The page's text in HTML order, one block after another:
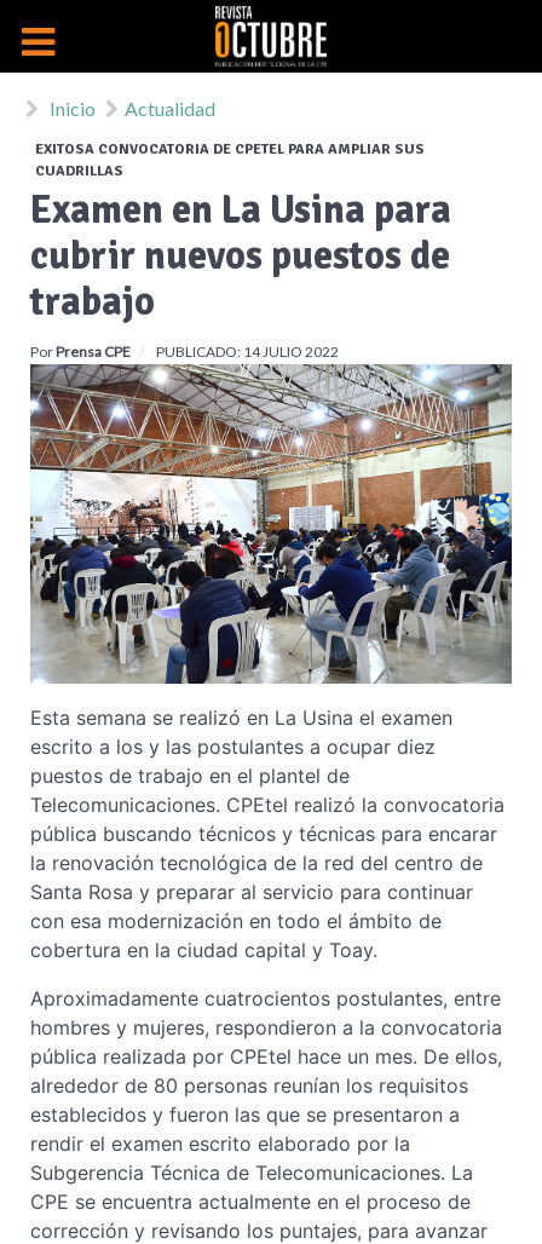
Inicio Actualidad
EXITOSA CONVOCATORIA DE CPETEL PARA AMPLIAR SUS
CUADRILLAS
Examen en La Usina para
cubrir nuevos puestos de
trabajo
PorPrensa CPE PUBLICADO: 14 JULIO 2022
Esta semana se realizó en La Usina el examen
escrito a los y las postulantes a ocupar diez
puestos de trabajo en el plantel de
Telecomunicaciones. CPEtel realizó la convocatoria
pública buscando técnicos y técnicas para encarar
la renovación tecnológica de la red del centro de
Santa Rosa y preparar al servicio para continuar
con esa modernización en todo el ámbito de
cobertura en la ciudad capital y Toay.
Aproximadamente cuatrocientos postulantes, entre
hombres y mujeres, respondieron a la convocatoria
pública realizada por CPEtel hace un mes. De ellos,
alrededor de 80 personas reunían los requisitos
establecidos y fueron las que se presentaron a
rendir el examen escrito elaborado por la
Subgerencia Técnica de Telecomunicaciones. La
CPE se encuentra actualmente en el proceso de
corrección y revisando los puntajes, para avanzar